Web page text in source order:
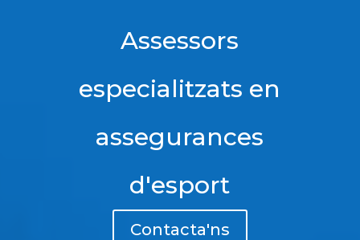
Assessors
especialitzats en
assegurances
d'esport
Contacta'ns